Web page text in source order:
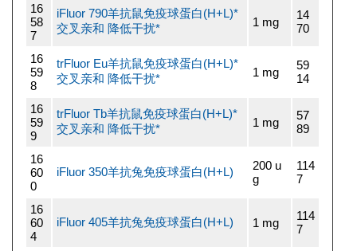
16
58
7
iFluor 790羊抗鼠免疫球蛋白(H+L)*
交叉亲和 降低干扰*
1 mg
14
70
16
59
8
trFluor Eu羊抗鼠免疫球蛋白(H+L)*
交叉亲和 降低干扰*
1 mg
59
14
16
59
9
trFluor Tb羊抗鼠免疫球蛋白(H+L)*
交叉亲和 降低干扰*
1 mg
57
89
16
60
0
iFluor 350羊抗兔免疫球蛋白(H+L)
200 u
g
114
7
16
60
4
iFluor 405羊抗兔免疫球蛋白(H+L) 1 mg
114
7